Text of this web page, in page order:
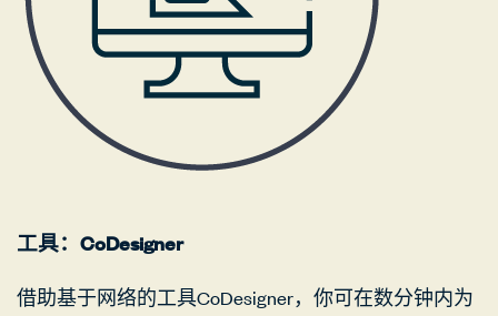
工具：CoDesigner
借助基于网络的工具CoDesigner，你可在数分钟内为